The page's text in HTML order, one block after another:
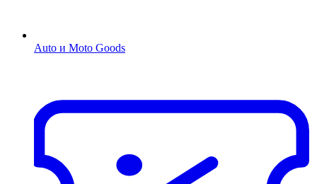
Auto и Moto Goods